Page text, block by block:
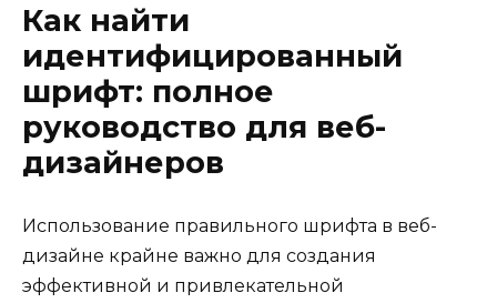
Как найти
идентифицированный
шрифт: полное
руководство для веб-
дизайнеров
Использование правильного шрифта в веб-
дизайне крайне важно для создания
эффективной и привлекательной